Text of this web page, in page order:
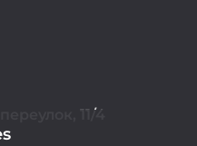
11/4